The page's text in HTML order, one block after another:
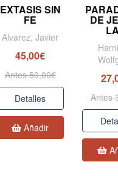
EXTASIS SIN
FE
Alvarez, Javier
45,00€
Antes 50,00€
Detalles
Añadir
DE
Antes